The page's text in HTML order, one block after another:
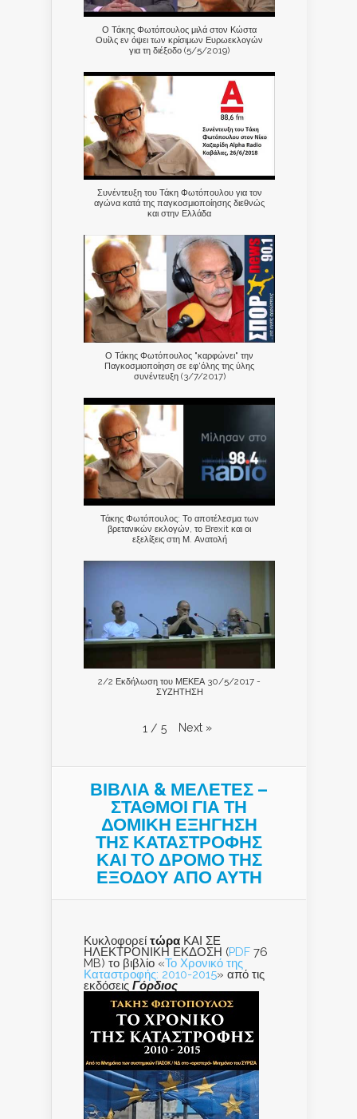
Ο Τάκης Φωτόπουλος μιλά στον Κώστα
Ουίλς εν όψει των κρίσιμων Ευρωεκλογών
για τη διέξοδο (5/5/2019)
Συνέντευξη του Τάκη Φωτόπουλου για τον
αγώνα κατά της παγκοσμιοποίησης διεθνώς
και στην Ελλάδα
Ο Τάκης Φωτόπουλος "καρφώνει" την
Παγκοσμιοποίηση σε εφ'όλης της ύλης
συνέντευξη (3/7/2017)
Τάκης Φωτόπουλος: Το αποτέλεσμα των
βρετανικών εκλογών, το Brexit και οι
εξελίξεις στη Μ. Ανατολή
2/2 Εκδήλωση του ΜΕΚΕΑ 30/5/2017 -
ΣΥΖΗΤΗΣΗ
1 / 5 Next »
ΒΙΒΛΙΑ & ΜΕΛΕΤΕΣ –
ΣΤΑΘΜΟΙ ΓΙΑ ΤΗ
ΔΟΜΙΚΗ ΕΞΗΓΗΣΗ
ΤΗΣ ΚΑΤΑΣΤΡΟΦΗΣ
ΚΑΙ ΤO ΔΡΟΜΟ ΤΗΣ
ΕΞΟΔΟΥ ΑΠΟ ΑΥΤΗ
Κυκλοφορεί τώρα ΚΑΙ ΣΕ
ΗΛΕΚΤΡΟΝΙΚΗ ΕΚΔΟΣΗ (PDF 76
MB) το βιβλίο «Το Χρονικό της
Καταστροφής: 2010-2015» από τις
εκδόσεις Γόρδιος